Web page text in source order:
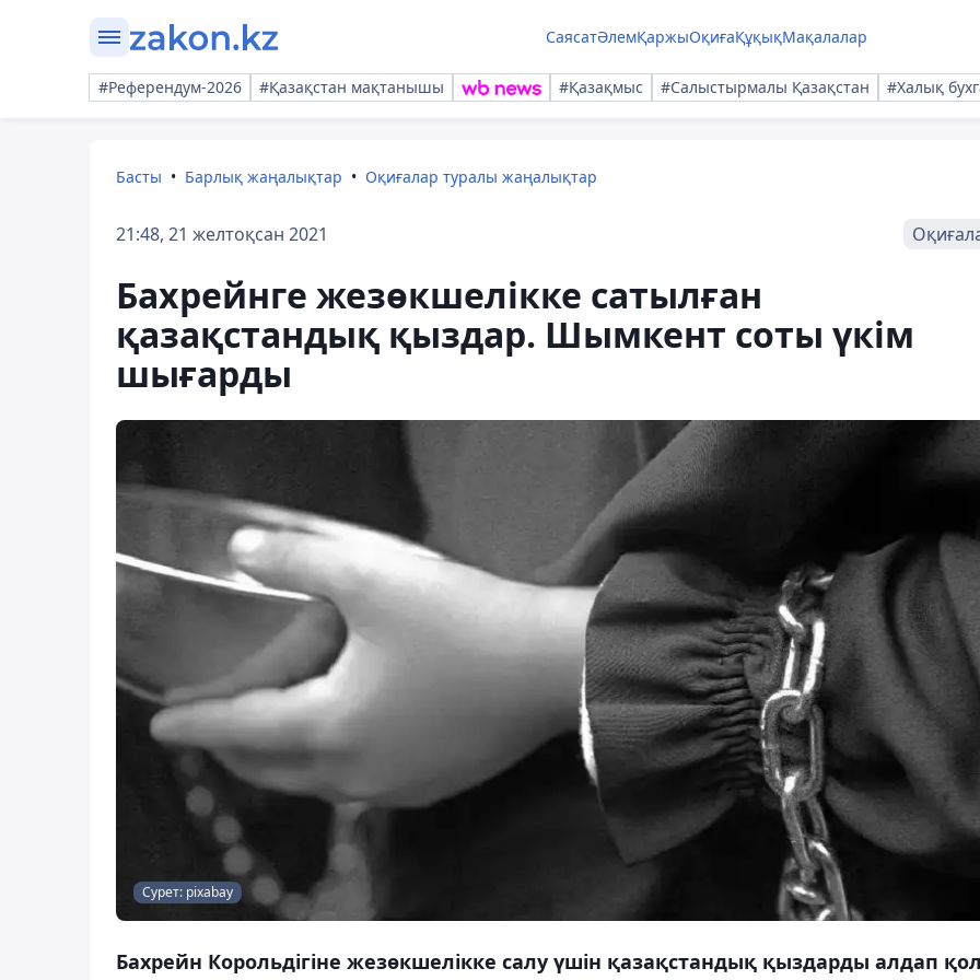
СаясатӘлемҚаржыОқиғаҚұқықМақалалар
#Референдум-2026 #Қазақстан мақтанышы #Қазақмыс #Салыстырмалы Қазақстан #Халық
Басты Барлық жаңалықтар Оқиғалар туралы жаңалықтар
21:48, 21 желтоқсан 2021
Бахрейнге жезөкшелікке сатылған
қазақстандық қыздар. Шымкент соты үкім
шығарды
Сурет: pixabay
Бахрейн Корольдігіне жезөкшелікке салу үшін қазақстандық қыздарды алдап